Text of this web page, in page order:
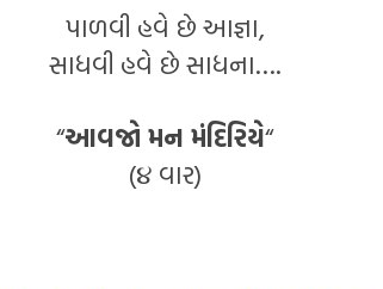
પાળવી હવે છે આજ્ઞા,
સાધવી હવે છે સાધના….
“આવજો મન મંદિરિયે“
(૪ વાર)